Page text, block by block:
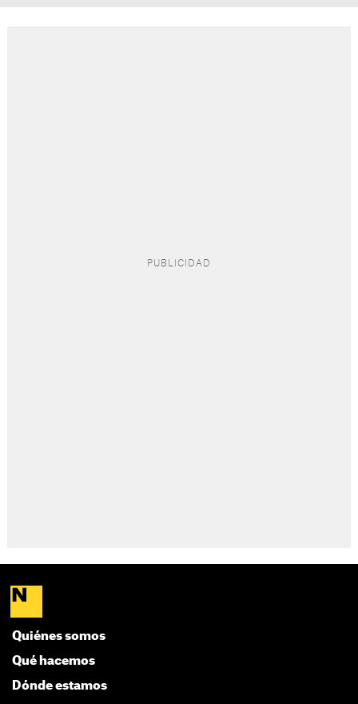
Quiénes somos
Qué hacemos
Dónde estamos